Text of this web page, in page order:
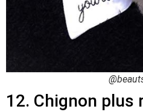
12. Chignon plus